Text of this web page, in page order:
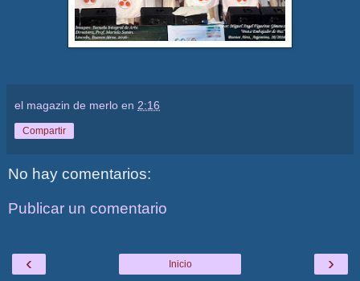
el magazin de merlo en 2:16
Compartir
No hay comentarios:
Publicar un comentario
‹ ›
Inicio